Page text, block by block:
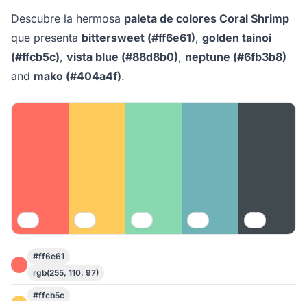
Descubre la hermosa paleta de colores Coral Shrimp
que presenta bittersweet (#ff6e61), golden tainoi
(#ffcb5c), vista blue (#88d8b0), neptune (#6fb3b8)
and mako (#404a4f).
#ff6e61
rgb(255, 110, 97)
#ffcb5c